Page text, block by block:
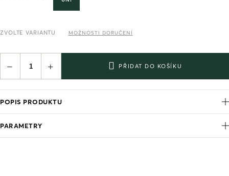
ZVOLTE VARIANTU MOŽNOSTI DORUČENÍ
+
− PŘIDAT DO KOŠÍKU
POPIS PRODUKTU
PARAMETRY